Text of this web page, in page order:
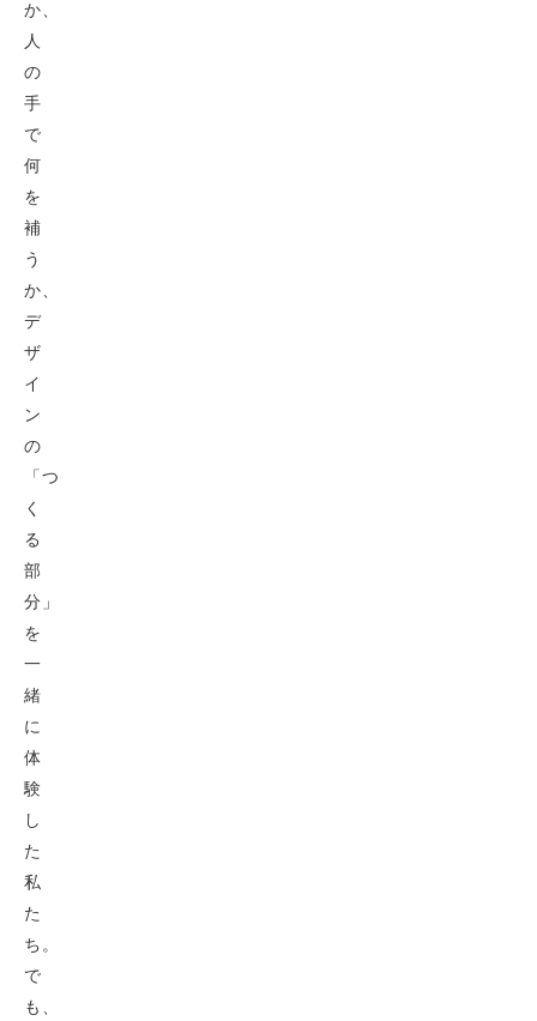
か、
人
の
手
で
何
を
補
う
か、
デ
ザ
イ
ン
の
「つ
く
る
部
分」
を
一
緒
に
体
験
し
た
私
た
ち。
で
も、